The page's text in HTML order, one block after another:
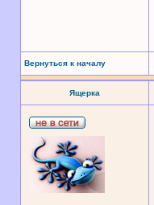
Вернуться к началу
Ящерка